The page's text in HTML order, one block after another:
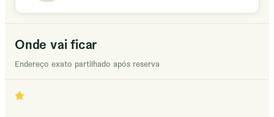
Onde vai ficar
Endereço exato partilhado após reserva